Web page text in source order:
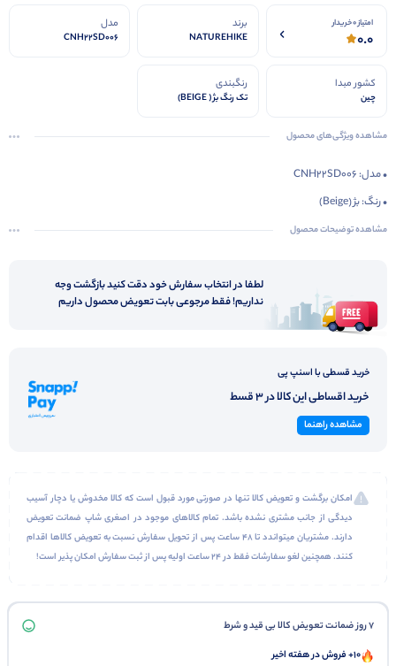
امتیاز 0 خریدار
0.0
برند
NATUREHIKE
مدل
CNH22SD006
کشور مبدا
چین
رنگبندی
تک رنگ بژ ( BEIGE)
مشاهده ویژگی‌های محصول
• مدل: CNH22SD006
• رنگ: بژ (Beige)
• وزن: 3200 گرم
• دمای راحتی: 6 درجه سانتی‌گراد
• دمای حدی: 1 درجه سانتی‌گراد
• جنس رویه: پلی‌استر 300T Pongee (مقاوم در برابر رطوبت و سایش)
• جنس آستر داخلی: کتان نرم و تنفس‌پذیر
• نوع عایق: الیاف مصنوعی مشابه پر (300 گرم بر مترمربع)
مشاهده توضیحات محصول
لطفا در انتخاب سفارش خود دقت کنید بازگشت وجه
نداریم! فقط مرجوعی بابت تعویض محصول داریم
خرید قسطی با اسنپ پی
خرید اقساطی این کالا در 3 قسط
مشاهده راهنما
امکان برگشت و تعویض کالا تنها در صورتی مورد قبول است که کالا مخدوش یا دچار آسیب
دیدگی از جانب مشتری نشده باشد. تمام کالاهای موجود در اصغری شاپ ضمانت تعویض
دارند. مشتریان میتواندد تا 48 ساعت پس از تحویل سفارش نسبت به تعویض کالاها اقدام
کنند. همچنین لغو سفارشات فقط در 24 ساعت اولیه پس از ثبت سفارش امکان پذیر است!
7 روز ضمانت تعویض کالا بی قید و شرط
10+ فروش در هفته اخیر